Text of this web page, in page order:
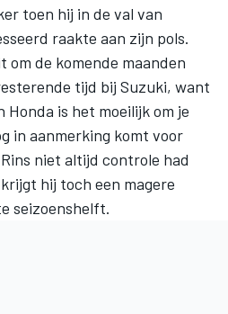
toen hij in de val van
raakte aan zijn pols.
om de komende maanden
tijd bij Suzuki, want
Honda is het moeilijk om je
in aanmerking komt voor
niet altijd controle had
hij toch een magere
seizoenshelft.